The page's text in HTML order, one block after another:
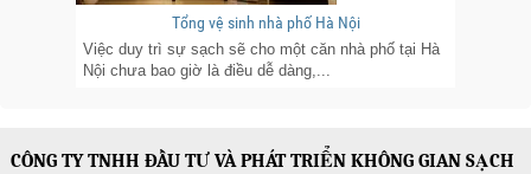
Tổng vệ sinh nhà phố Hà Nội
Việc duy trì sự sạch sẽ cho một căn nhà phố tại Hà
Nội chưa bao giờ là điều dễ dàng,...
CÔNG TY TNHH ĐẦU TƯ VÀ PHÁT TRIỂN KHÔNG GIAN SẠCH